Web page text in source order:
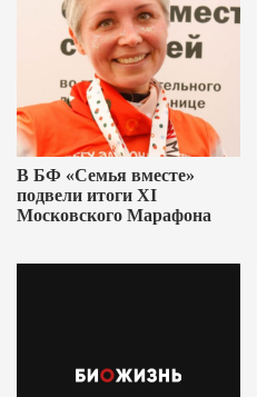
В БФ «Семья вместе»
подвели итоги XI
Московского Марафона